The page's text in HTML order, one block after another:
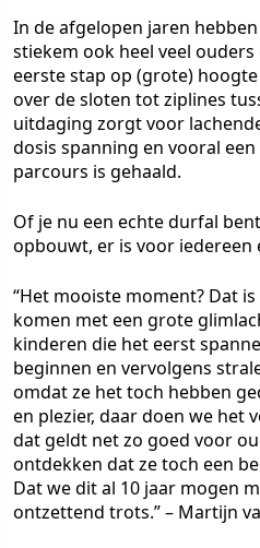
In de afgelopen jaren
stiekem ook heel veel ouders
eerste stap op (grote)
over de sloten tot ziplines
uitdaging zorgt voor
dosis spanning en vooral
parcours is gehaald.
Of je nu een echte durfal
opbouwt, er is voor iedereen
“Het mooiste moment? Dat
komen met een grote
kinderen die het eerst
beginnen en vervolgens
omdat ze het toch hebben
en plezier, daar doen we het
dat geldt net zo goed voor
ontdekken dat ze toch een
Dat we dit al 10 jaar mogen
ontzettend trots.” – Martijn